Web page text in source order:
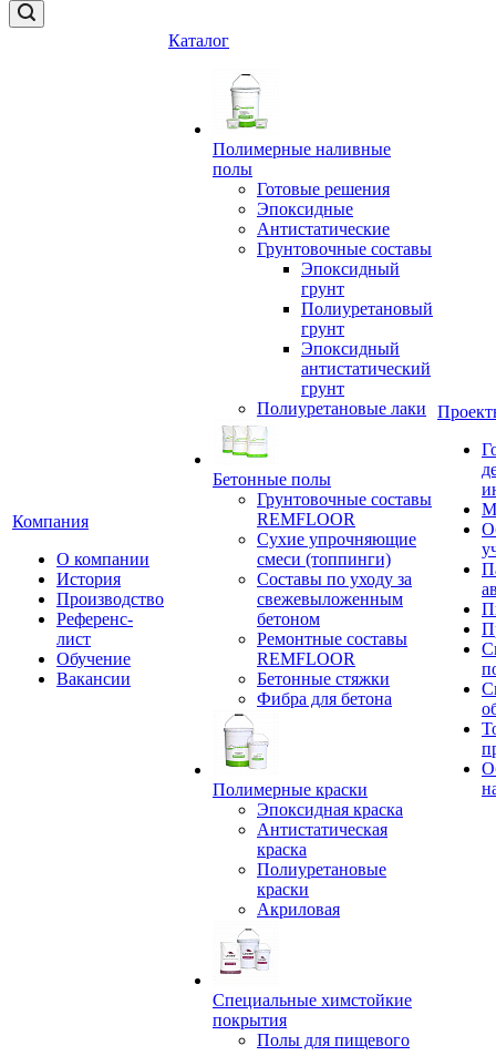
Компания
О компании
История
Производство
Референс-
лист
Обучение
Вакансии
Каталог
Полимерные наливные
полы
Готовые решения
Эпоксидные
Антистатические
Грунтовочные составы
Эпоксидный
грунт
Полиуретановый
грунт
Эпоксидный
антистатический
грунт
Полиуретановые лаки
Бетонные полы
Грунтовочные составы
REMFLOOR
Сухие упрочняющие
смеси (топпинги)
Составы по уходу за
свежевыложенным
бетоном
Ремонтные составы
REMFLOOR
Бетонные стяжки
Фибра для бетона
Полимерные краски
Эпоксидная краска
Антистатическая
краска
Полиуретановые
краски
Акриловая
Специальные химстойкие
покрытия
Полы для пищевого